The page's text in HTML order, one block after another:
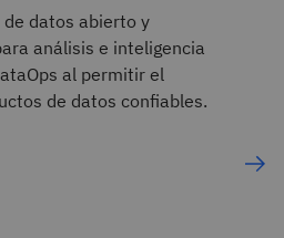
datos abierto y
análisis e inteligencia
al permitir el
de datos confiables.